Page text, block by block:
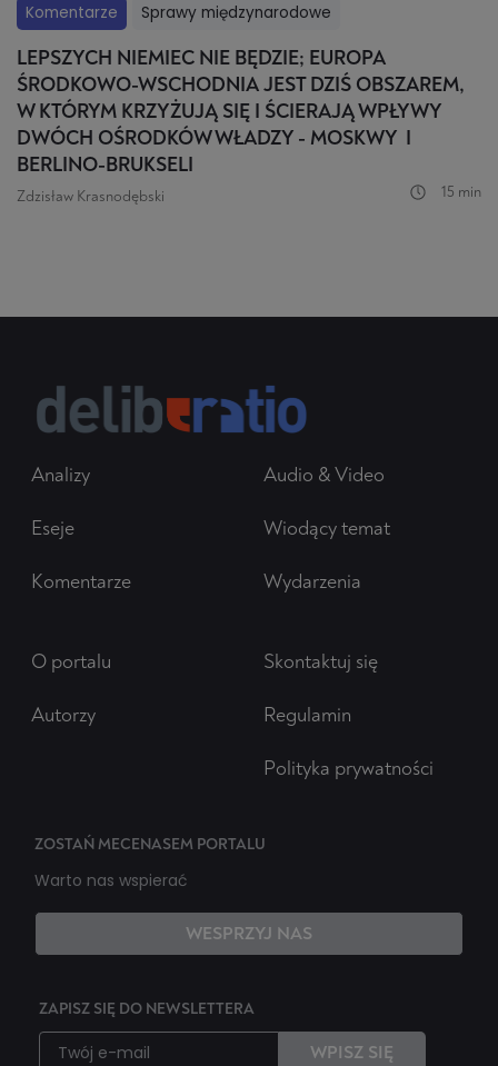
Komentarze Sprawy międzynarodowe
LEPSZYCH NIEMIEC NIE BĘDZIE; EUROPA
ŚRODKOWO-WSCHODNIA JEST DZIŚ OBSZAREM,
W KTÓRYM KRZYŻUJĄ SIĘ I ŚCIERAJĄ WPŁYWY
DWÓCH OŚRODKÓW WŁADZY - MOSKWY I
BERLINO-BRUKSELI
Zdzisław Krasnodębski 15 min
Analizy
Eseje
Komentarze
Audio & Video
Wiodący temat
Wydarzenia
O portalu
Autorzy
Skontaktuj się
Regulamin
Polityka prywatności
ZOSTAŃ MECENASEM PORTALU
Warto nas wspierać
WESPRZYJ NAS
ZAPISZ SIĘ DO NEWSLETTERA
WPISZ SIĘ